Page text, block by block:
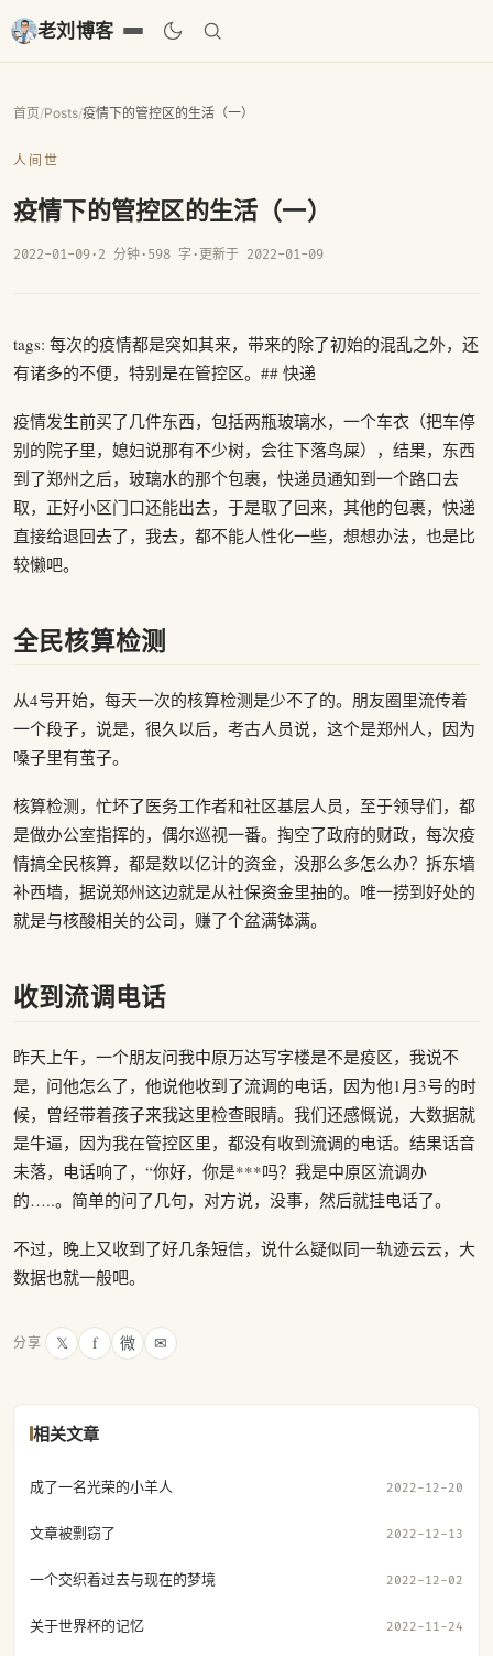
老刘博客
首页/Posts/疫情下的管控区的生活（一）
人间世
疫情下的管控区的生活（一）
2022-01-09· 2 分钟· 598 字 · 更新于 2022-01-09
tags: 每次的疫情都是突如其来，带来的除了初始的混乱之外，还
有诸多的不便，特别是在管控区。## 快递
疫情发生前买了几件东西，包括两瓶玻璃水，一个车衣（把车停
别的院子里，媳妇说那有不少树，会往下落鸟屎），结果，东西
到了郑州之后，玻璃水的那个包裹，快递员通知到一个路口去
取，正好小区门口还能出去，于是取了回来，其他的包裹，快递
直接给退回去了，我去，都不能人性化一些，想想办法，也是比
较懒吧。
全民核算检测
从4号开始，每天一次的核算检测是少不了的。朋友圈里流传着
一个段子，说是，很久以后，考古人员说，这个是郑州人，因为
嗓子里有茧子。
核算检测，忙坏了医务工作者和社区基层人员，至于领导们，都
是做办公室指挥的，偶尔巡视一番。掏空了政府的财政，每次疫
情搞全民核算，都是数以亿计的资金，没那么多怎么办？拆东墙
补西墙，据说郑州这边就是从社保资金里抽的。唯一捞到好处的
就是与核酸相关的公司，赚了个盆满钵满。
收到流调电话
昨天上午，一个朋友问我中原万达写字楼是不是疫区，我说不
是，问他怎么了，他说他收到了流调的电话，因为他1月3号的时
候，曾经带着孩子来我这里检查眼睛。我们还感慨说，大数据就
是牛逼，因为我在管控区里，都没有收到流调的电话。结果话音
未落，电话响了，“你好，你是***吗？我是中原区流调办
的…..。简单的问了几句，对方说，没事，然后就挂电话了。
不过，晚上又收到了好几条短信，说什么疑似同一轨迹云云，大
数据也就一般吧。
分享 𝕏 f 微 ✉
相关文章
成了一名光荣的小羊人 2022-12-20
文章被剽窃了 2022-12-13
一个交织着过去与现在的梦境 2022-12-02
关于世界杯的记忆 2022-11-24